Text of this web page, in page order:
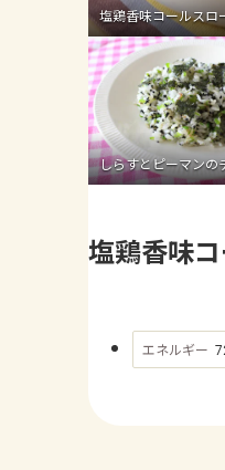
塩鶏香味コールスロ
しらすとピーマンの
塩鶏香味
エネルギー